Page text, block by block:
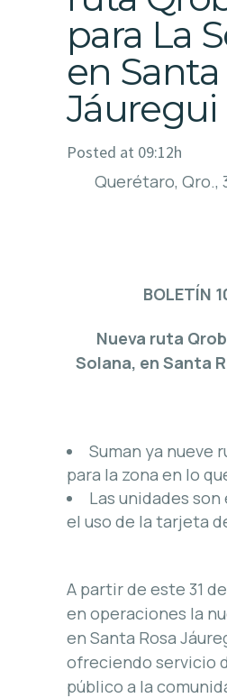
para La
en Santa
Jáuregui
Posted at 09:12h
Querétaro, Qro.,
BOLETÍN
Nueva ruta
Solana, en Santa
Suman ya nueve
para la zona en lo
Las unidades son
el uso de la tarjeta
A partir de este 31
en operaciones la
en Santa Rosa
ofreciendo servicio
público a la